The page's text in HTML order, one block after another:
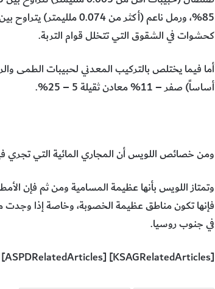
كحشوات في الشقوق التي تتخلل قوام التربة.
أساساً) صفر – 11% معادن ثقيلة 5 – 25%.
ومن خصائص اللويس أن المجاري المائية التي تجري
وتمتاز اللويس بأنها عظيمة المسامية ومن ثم فإن
فإنها تكون مناطق عظيمة الخصوبة، وخاصة إذا وجدت
في جنوب روسيا.
[KSAGRelatedArticles] [ASPDRelatedArticles]